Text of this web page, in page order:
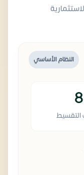
النظام الأساسي
8
التقسيط